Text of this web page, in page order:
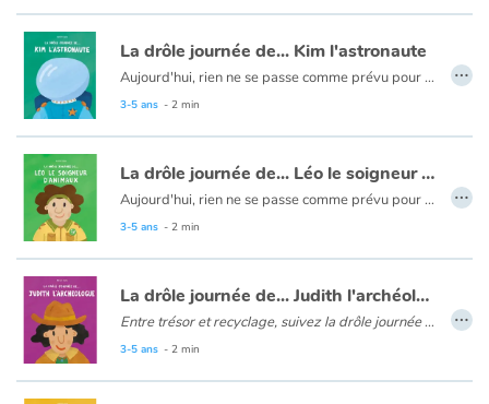
Les drôles journées de... est une série décalée et amusante autour des métiers !
La drôle journée de... Kim l'astronaute
Aujourd'hui, rien ne se passe comme prévu pour Kim l'astronaute ! Après avoir atterri sur une planète inconnue, elle va trouver, prélever, et analyser de nouvelles substances ! Mais des rencontres inattendues vont lui ouvrir de gourmands horizons !
3-5 ans - 2 min
…
La drôle journée de... Léo le soigneur d'animaux
Aujourd'hui, rien ne se passe comme prévu pour Léo le soigneur d'animaux ! Catastrophe ! L'enclos de Baghera est resté ouvert ! Il a disparu. Il faut vite le rattraper, avant qu’il ne fasse trop de dégât.
3-5 ans - 2 min
…
La drôle journée de... Judith l'archéologue
Entre trésor et recyclage, suivez la drôle journée de Judith l’archéologue !
Les drôles journées de... est une série décalée et amusante autour des métiers !
3-5 ans - 2 min
…